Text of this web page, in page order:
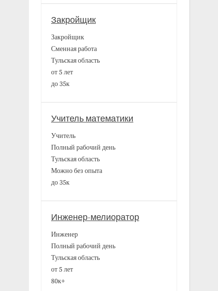
Закройщик
Закройщик
Сменная работа
Тульская область
от 5 лет
до 35к
Учитель математики
Учитель
Полный рабочий день
Тульская область
Можно без опыта
до 35к
Инженер-мелиоратор
Инженер
Полный рабочий день
Тульская область
от 5 лет
80к+